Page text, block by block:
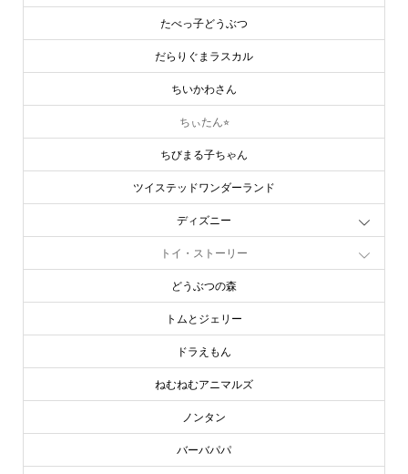
たべっ子どうぶつ
だらりぐまラスカル
ちいかわさん
ちぃたん⭐︎
ちびまる子ちゃん
ツイステッドワンダーランド
ディズニー
トイ・ストーリー
どうぶつの森
トムとジェリー
ドラえもん
ねむねむアニマルズ
ノンタン
バーバパパ